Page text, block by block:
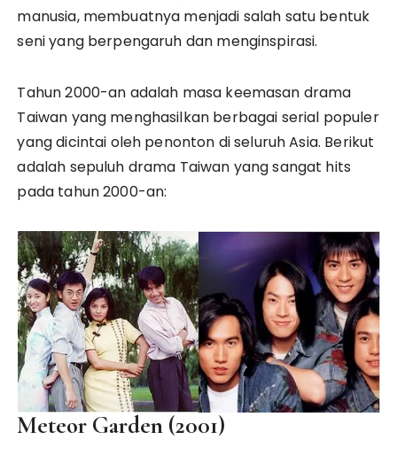
manusia, membuatnya menjadi salah satu bentuk
seni yang berpengaruh dan menginspirasi.
Tahun 2000-an adalah masa keemasan drama
Taiwan yang menghasilkan berbagai serial populer
yang dicintai oleh penonton di seluruh Asia. Berikut
adalah sepuluh drama Taiwan yang sangat hits
pada tahun 2000-an:
Meteor Garden (2001)